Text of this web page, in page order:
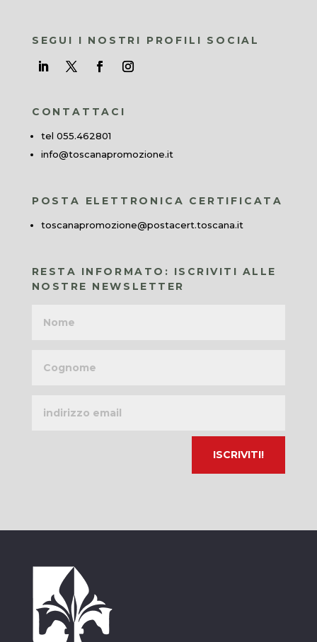
SEGUI I NOSTRI PROFILI SOCIAL
CONTATTACI
tel 055.462801
info@toscanapromozione.it
POSTA ELETTRONICA CERTIFICATA
toscanapromozione@postacert.toscana.it
RESTA INFORMATO: ISCRIVITI ALLE
NOSTRE NEWSLETTER
email